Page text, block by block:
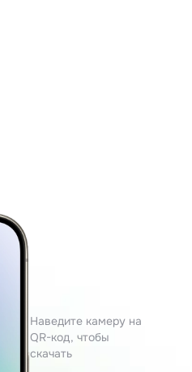
Наведите камеру на
QR-код, чтобы
скачать